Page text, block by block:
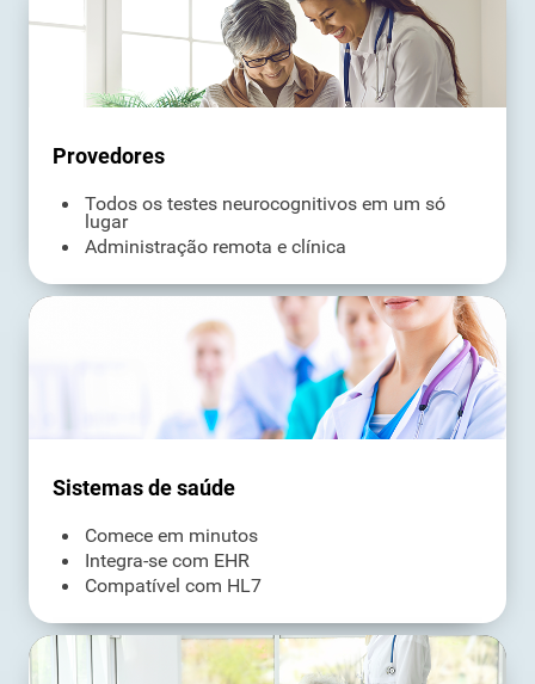
Provedores
Todos os testes neurocognitivos em um só
lugar
Administração remota e clínica
Sistemas de saúde
Comece em minutos
Integra-se com EHR
Compatível com HL7